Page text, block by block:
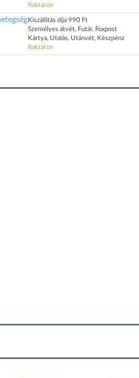
Raktáron
Kiszállítás díja 990 Ft
Személyes átvét, Futár, Foxpost
Kártya, Utalás, Utánvét, Készpénz
Raktáron